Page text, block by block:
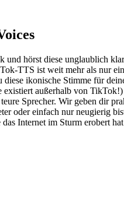
hörst diese unglaublich
TTS ist weit mehr als nur
ikonische Stimme für
außerhalb von
Sprecher. Wir geben dir
oder einfach nur neugierig
Internet im Sturm erobert